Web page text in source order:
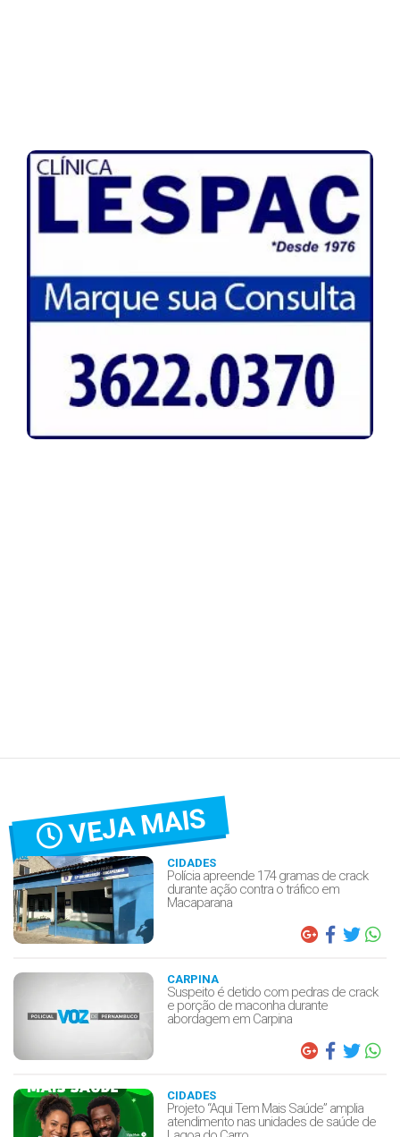
VEJA MAIS
CIDADES
Polícia apreende 174 gramas de crack
durante ação contra o tráfico em
Macaparana
CARPINA
Suspeito é detido com pedras de crack
e porção de maconha durante
abordagem em Carpina
CIDADES
Projeto “Aqui Tem Mais Saúde” amplia
atendimento nas unidades de saúde de